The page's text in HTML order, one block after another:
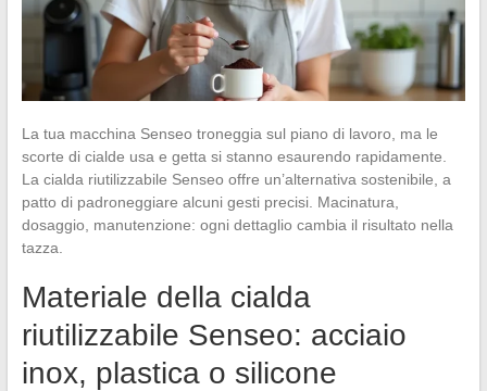
La tua macchina Senseo troneggia sul piano di lavoro, ma le
scorte di cialde usa e getta si stanno esaurendo rapidamente.
La cialda riutilizzabile Senseo offre un’alternativa sostenibile, a
patto di padroneggiare alcuni gesti precisi. Macinatura,
dosaggio, manutenzione: ogni dettaglio cambia il risultato nella
tazza.
Materiale della cialda
riutilizzabile Senseo: acciaio
inox, plastica o silicone